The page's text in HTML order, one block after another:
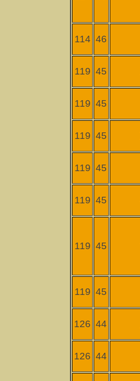
114 46
119 45
119 45
119 45
119 45
119 45
119 45
119 45
126 44
126 44